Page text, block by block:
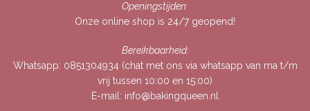
Openingstijden:
Onze online shop is 24/7 geopend!
Bereikbaarheid:
Whatsapp: 0851304934(chat met ons via whatsapp van ma t/m
vrij tussen 10:00 en 15:00)
E-mail: info@bakingqueen.nl